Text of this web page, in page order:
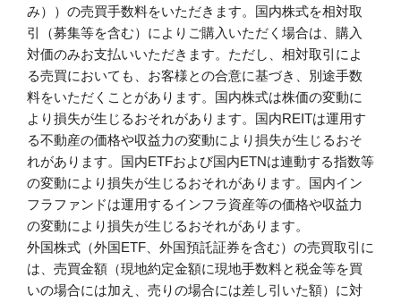
み））の売買手数料をいただきます。国内株式を相対取
引（募集等を含む）によりご購入いただく場合は、購入
対価のみお支払いいただきます。ただし、相対取引によ
る売買においても、お客様との合意に基づき、別途手数
料をいただくことがあります。国内株式は株価の変動に
より損失が生じるおそれがあります。国内REITは運用す
る不動産の価格や収益力の変動により損失が生じるおそ
れがあります。国内ETFおよび国内ETNは連動する指数等
の変動により損失が生じるおそれがあります。国内イン
フラファンドは運用するインフラ資産等の価格や収益力
の変動により損失が生じるおそれがあります。
外国株式（外国ETF、外国預託証券を含む）の売買取引に
は、売買金額（現地約定金額に現地手数料と税金等を買
いの場合には加え、売りの場合には差し引いた額）に対